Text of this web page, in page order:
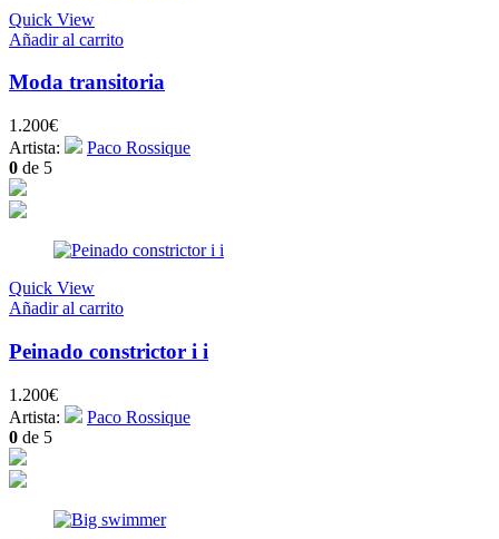
Quick View
Añadir al carrito
Moda transitoria
1.200€
Artista:
Paco Rossique
0 de 5
Quick View
Añadir al carrito
Peinado constrictor i i
1.200€
Artista:
Paco Rossique
0 de 5